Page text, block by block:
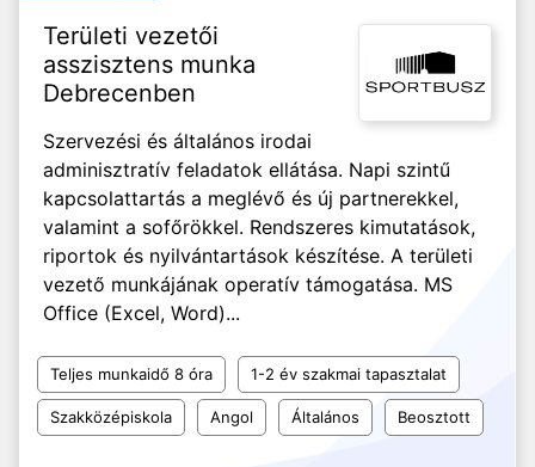
Területi vezetői
asszisztens munka
Debrecenben
Szervezési és általános irodai
adminisztratív feladatok ellátása. Napi szintű
kapcsolattartás a meglévő és új partnerekkel,
valamint a sofőrökkel. Rendszeres kimutatások,
riportok és nyilvántartások készítése. A területi
vezető munkájának operatív támogatása. MS
Office (Excel, Word)...
Teljes munkaidő 8 óra 1-2 év szakmai tapasztalat
Szakközépiskola Angol Általános Beosztott